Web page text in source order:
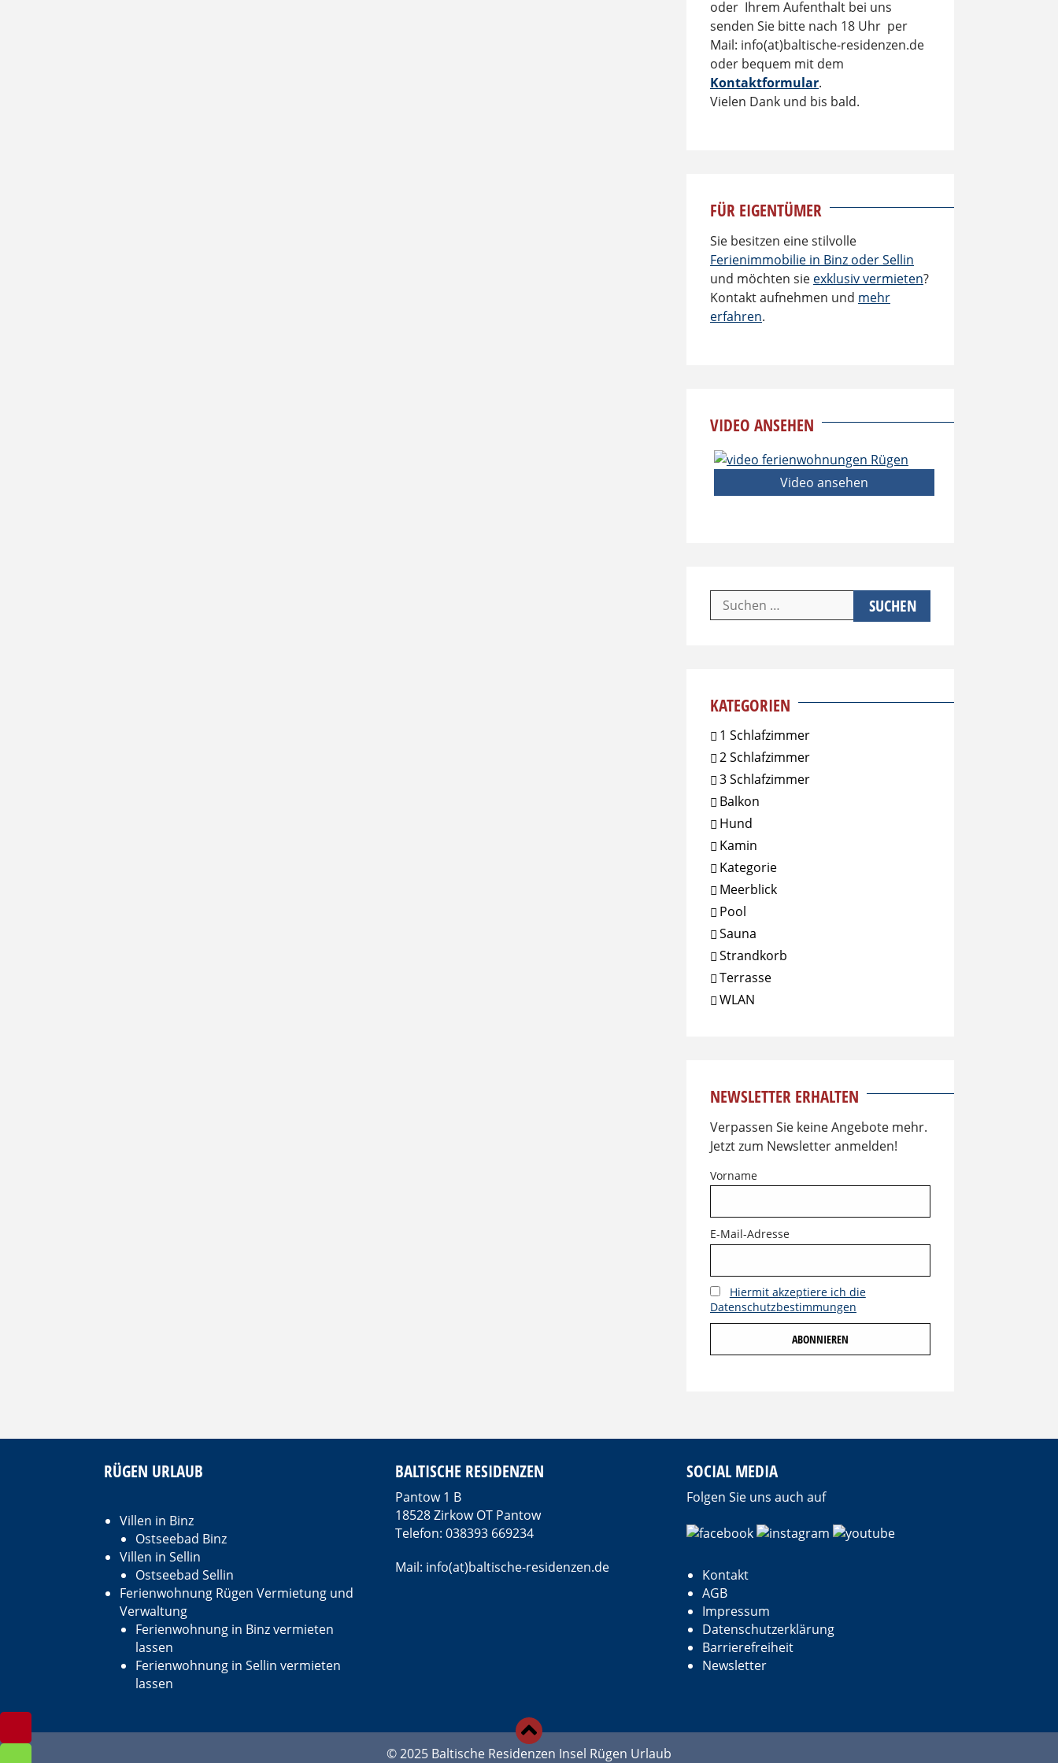
oder Ihrem Aufenthalt bei uns
senden Sie bitte nach 18 Uhr per
Mail: info(at)baltische-residenzen.de
oder bequem mit dem
Kontaktformular.
Vielen Dank und bis bald.
FÜR EIGENTÜMER
Sie besitzen eine stilvolle
Ferienimmobilie in Binz oder Sellin
und möchten sie exklusiv vermieten?
Kontakt aufnehmen und mehr
erfahren.
VIDEO ANSEHEN
Video ansehen
Suchen
nach:
KATEGORIEN
1 Schlafzimmer
2 Schlafzimmer
3 Schlafzimmer
Balkon
Hund
Kamin
Kategorie
Meerblick
Pool
Sauna
Strandkorb
Terrasse
WLAN
NEWSLETTER ERHALTEN
Verpassen Sie keine Angebote mehr.
Jetzt zum Newsletter anmelden!
Vorname
E-Mail-Adresse
Hiermit akzeptiere ich die
Datenschutzbestimmungen
RÜGEN URLAUB
Villen in Binz
Ostseebad Binz
Villen in Sellin
Ostseebad Sellin
Ferienwohnung Rügen Vermietung und
Verwaltung
Ferienwohnung in Binz vermieten
lassen
Ferienwohnung in Sellin vermieten
lassen
BALTISCHE RESIDENZEN
Pantow 1 B
18528 Zirkow OT Pantow
Telefon: 038393 669234
Mail: info(at)baltische-residenzen.de
SOCIAL MEDIA
Folgen Sie uns auch auf
Kontakt
AGB
Impressum
Datenschutzerklärung
Barrierefreiheit
Newsletter
© 2025 Baltische Residenzen Insel Rügen Urlaub